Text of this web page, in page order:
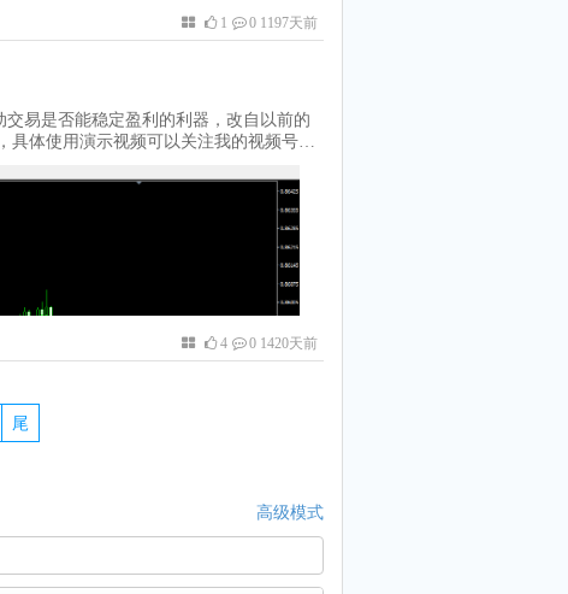
要不断调整参数的以应对当下的行情，至
去我的视频号详细观看。
1 0 1197天前
易是否能稳定盈利的利器，改自以前的
具体使用演示视频可以关注我的视频号，
s6nfPkmFA 提取码: 4utf VIP会员
4 0 1420天前
尾
高级模式